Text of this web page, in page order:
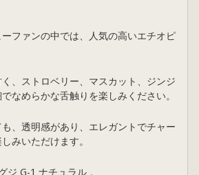
ファンの中では、人気の高いエチオピ
、ストロベリー、マスカット、ジンジ
なめらかな舌触りを楽しみください。
、透明感があり、エレガントでチャー
みいただけます。
ジ G-1 ナチュラル 。